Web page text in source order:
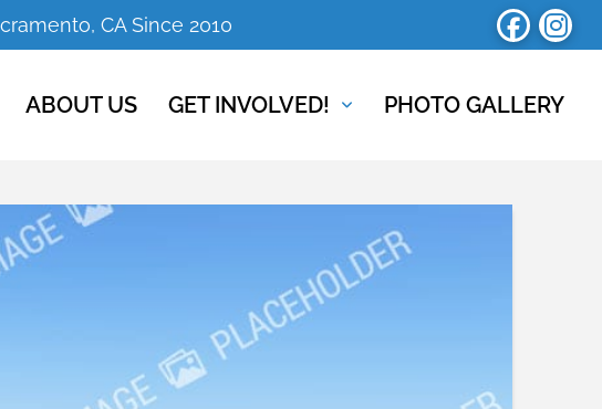
CA Since 2010
ABOUT US GET INVOLVED! PHOTO GALLERY